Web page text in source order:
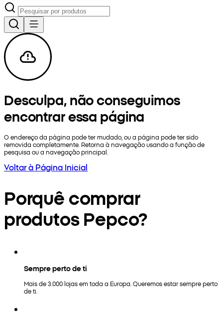
Desculpa, não conseguimos
encontrar essa página
O endereço da página pode ter mudado, ou a página pode ter sido
removida completamente. Retorna à navegação usando a função de
pesquisa ou a navegação principal.
Voltar à Página Inicial
Porquê comprar
produtos Pepco?
Sempre perto de ti
Mais de 3.000 lojas em toda a Europa. Queremos estar sempre perto
de ti.